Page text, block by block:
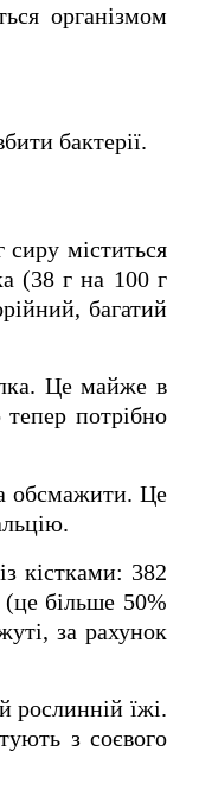
організмом
бактерії.
міститься
(38 г на 100 г
багатий
Це майже в
потрібно
обсмажити. Це
кістками: 382
(це більше 50%
за рахунок
рослинній їжі.
з соєвого